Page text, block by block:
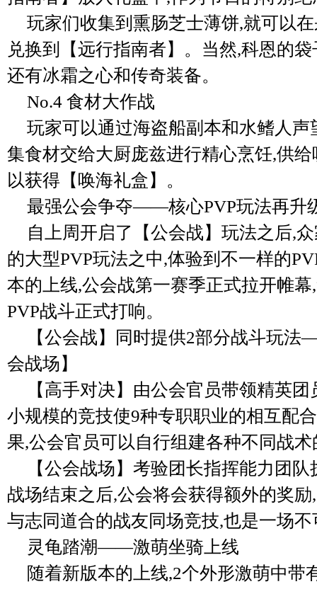
玩家们收集到熏肠芝士薄饼,就可以
兑换到【远行指南者】。当然,科恩的
还有冰霜之心和传奇装备。
No.4 食材大作战
玩家可以通过海盗船副本和水鳍人
集食材交给大厨庞兹进行精心烹饪,供
以获得【唤海礼盒】。
最强公会争夺——核心PVP玩法再升
自上周开启了【公会战】玩法之后,
的大型PVP玩法之中,体验到不一样的
本的上线,公会战第一赛季正式拉开帷
PVP战斗正式打响。
【公会战】同时提供2部分战斗玩
会战场】
【高手对决】由公会官员带领精英
小规模的竞技使9种专职职业的相互配
果,公会官员可以自行组建各种不同战
【公会战场】考验团长指挥能力团
战场结束之后,公会将会获得额外的奖
与志同道合的战友同场竞技,也是一场
灵龟踏潮——激萌坐骑上线
随着新版本的上线,2个外形激萌中带